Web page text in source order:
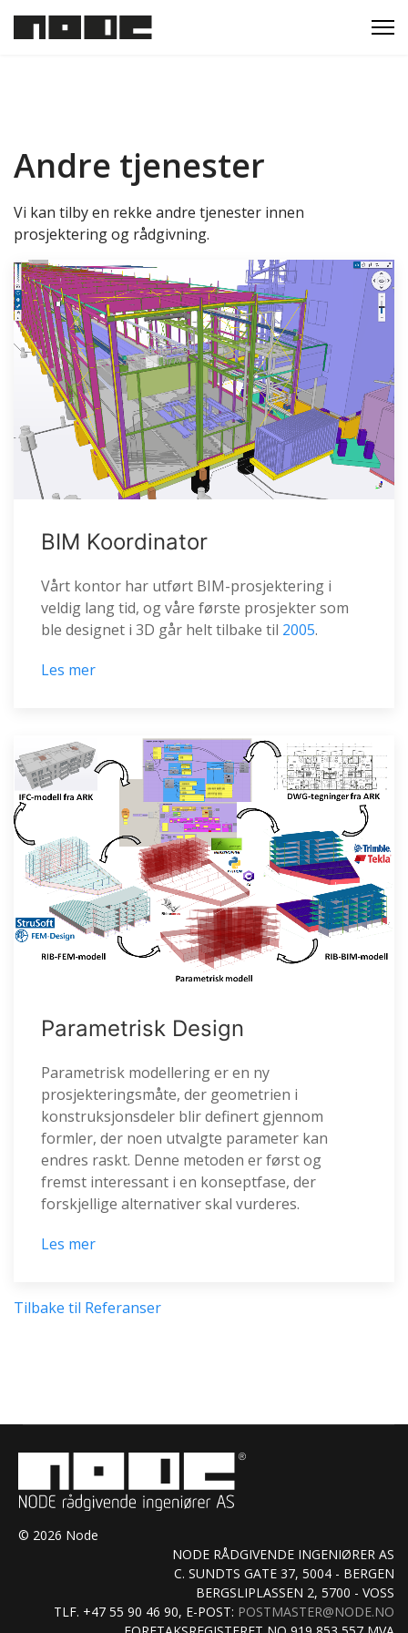
Andre tjenester
Vi kan tilby en rekke andre tjenester innen
prosjektering og rådgivning.
BIM Koordinator
Vårt kontor har utført BIM-prosjektering i
veldig lang tid, og våre første prosjekter som
ble designet i 3D går helt tilbake til 2005.
Les mer
Parametrisk Design
Parametrisk modellering er en ny
prosjekteringsmåte, der geometrien i
konstruksjonsdeler blir definert gjennom
formler, der noen utvalgte parameter kan
endres raskt. Denne metoden er først og
fremst interessant i en konseptfase, der
forskjellige alternativer skal vurderes.
Les mer
Tilbake til Referanser
© 2026 Node
NODE RÅDGIVENDE INGENIØRER AS
C. SUNDTS GATE 37, 5004 - BERGEN
BERGSLIPLASSEN 2, 5700 - VOSS
TLF. +47 55 90 46 90, E-POST: POSTMASTER@NODE.NO